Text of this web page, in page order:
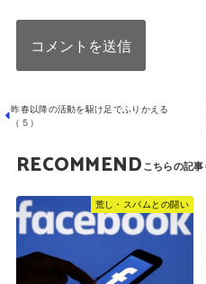
昨春以降の活動を駆け足でふりかえる
（５）
RECOMMEND
荒し・スパムとの闘い